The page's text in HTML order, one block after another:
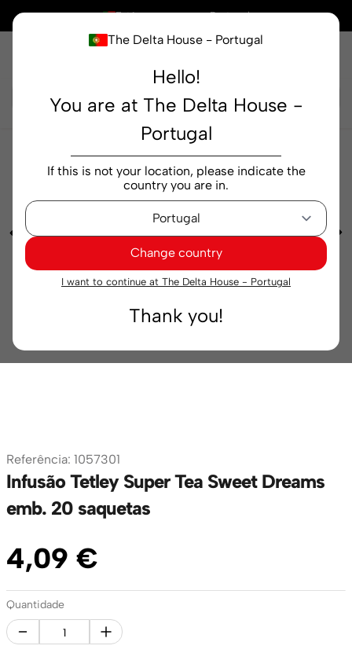
The Delta House - Portugal
Hello!
You are at The Delta House -
Portugal
If this is not your location, please indicate the
country you are in.
Change country
I want to continue at The Delta House - Portugal
Thank you!
× Está a comprar em Portugal
Chás e Infusões Infusões
Infusão Tetley Super
Tea Sweet Dreams emb. 20 saquetas
Referência: 1057301
Infusão Tetley Super Tea Sweet Dreams
emb. 20 saquetas
4,09 €
Quantidade